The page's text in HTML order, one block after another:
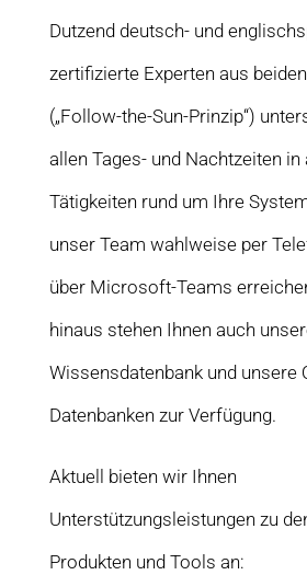
Dutzend deutsch- und
zertifizierte Experten aus
(„Follow-the-Sun-Prinzip“)
allen Tages- und Nachtzeiten in
Tätigkeiten rund um Ihre
unser Team wahlweise per
über Microsoft-Teams
hinaus stehen Ihnen auch
Wissensdatenbank und unsere
Datenbanken zur Verfügung.
Aktuell bieten wir Ihnen
Unterstützungsleistungen zu
Produkten und Tools an: